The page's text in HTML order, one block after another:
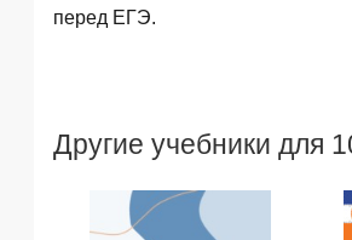
перед ЕГЭ.
Другие учебники для